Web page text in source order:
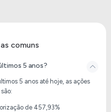
comuns
5 anos?
5 anos até hoje, as ações
de 457,93%